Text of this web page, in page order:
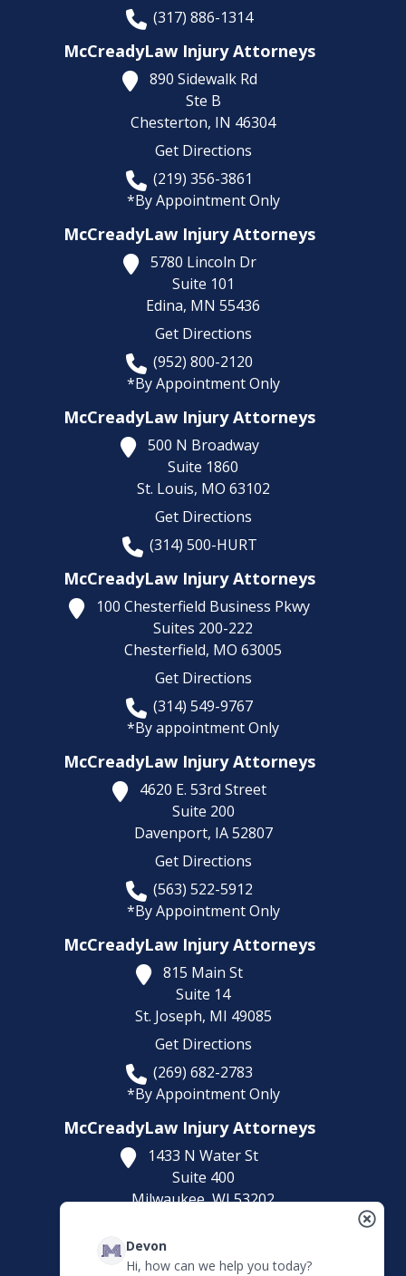
(317) 886-1314
McCreadyLaw Injury Attorneys
890 Sidewalk Rd
Ste B
Chesterton, IN 46304
Get Directions
(219) 356-3861
*By Appointment Only
McCreadyLaw Injury Attorneys
5780 Lincoln Dr
Suite 101
Edina, MN 55436
Get Directions
(952) 800-2120
*By Appointment Only
McCreadyLaw Injury Attorneys
500 N Broadway
Suite 1860
St. Louis, MO 63102
Get Directions
(314) 500-HURT
McCreadyLaw Injury Attorneys
100 Chesterfield Business Pkwy
Suites 200-222
Chesterfield, MO 63005
Get Directions
(314) 549-9767
*By appointment Only
McCreadyLaw Injury Attorneys
4620 E. 53rd Street
Suite 200
Davenport, IA 52807
Get Directions
(563) 522-5912
*By Appointment Only
McCreadyLaw Injury Attorneys
815 Main St
Suite 14
St. Joseph, MI 49085
Get Directions
(269) 682-2783
*By Appointment Only
McCreadyLaw Injury Attorneys
1433 N Water St
Suite 400
Milwaukee,WI53202
(414) 892-9148
Devon
Hi, how can we help you today?